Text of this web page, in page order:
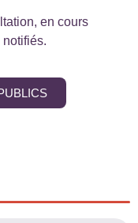
en cours
notifiés.